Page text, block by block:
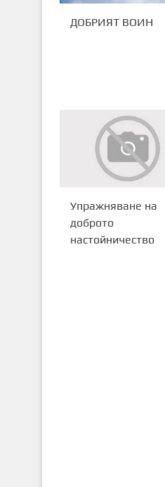
ДОБРИЯТ ВОИН
Упражняване на
доброто
настойничество